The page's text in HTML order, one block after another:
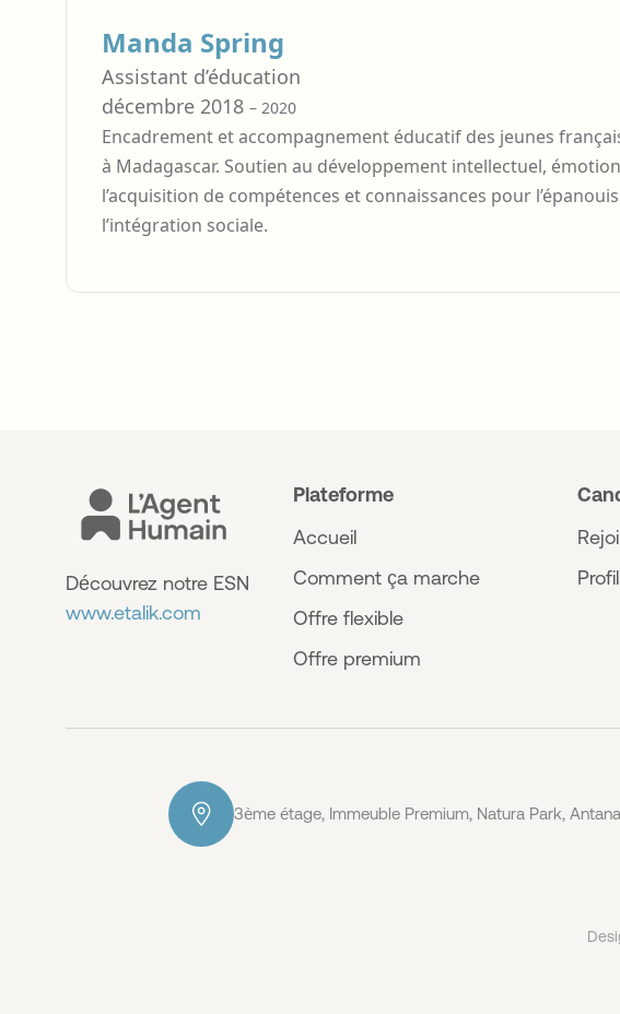
Manda Spring
Assistant d’éducation
décembre 2018 – 2020
Encadrement et accompagnement éducatif des jeunes
à Madagascar. Soutien au développement intellectuel,
l’acquisition de compétences et connaissances pour
l’intégration sociale.
Découvrez notre ESN
www.etalik.com
Plateforme
Accueil
Comment ça marche
Offre flexible
Offre premium
3ème étage, Immeuble Premium, Natura Park,